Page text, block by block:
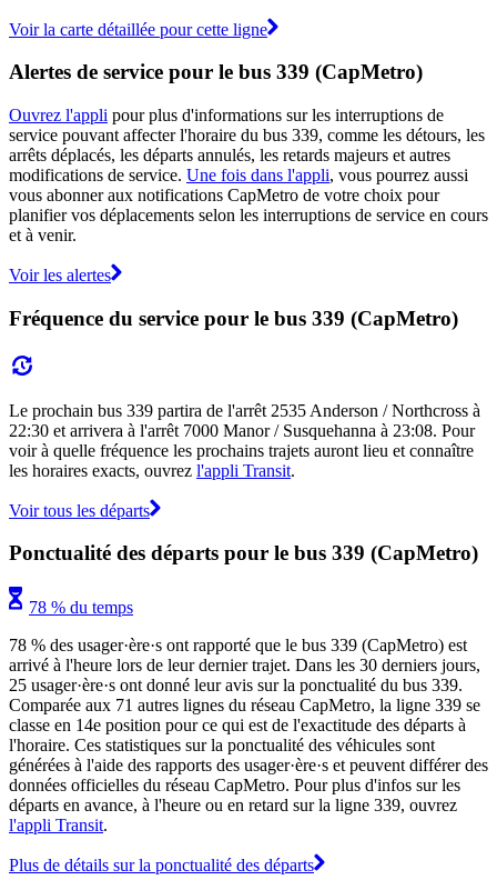
Voir la carte détaillée pour cette ligne
Alertes de service pour le bus 339 (CapMetro)
Ouvrez l'appli pour plus d'informations sur les interruptions de
service pouvant affecter l'horaire du bus 339, comme les détours, les
arrêts déplacés, les départs annulés, les retards majeurs et autres
modifications de service. Une fois dans l'appli, vous pourrez aussi
vous abonner aux notifications CapMetro de votre choix pour
planifier vos déplacements selon les interruptions de service en cours
et à venir.
Voir les alertes
Fréquence du service pour le bus 339 (CapMetro)
Le prochain bus 339 partira de l'arrêt 2535 Anderson / Northcross à
22:30 et arrivera à l'arrêt 7000 Manor / Susquehanna à 23:08. Pour
voir à quelle fréquence les prochains trajets auront lieu et connaître
les horaires exacts, ouvrez l'appli Transit.
Voir tous les départs
Ponctualité des départs pour le bus 339 (CapMetro)
78 % du temps
78 % des usager·ère·s ont rapporté que le bus 339 (CapMetro) est
arrivé à l'heure lors de leur dernier trajet. Dans les 30 derniers jours,
25 usager·ère·s ont donné leur avis sur la ponctualité du bus 339.
Comparée aux 71 autres lignes du réseau CapMetro, la ligne 339 se
classe en 14e position pour ce qui est de l'exactitude des départs à
l'horaire. Ces statistiques sur la ponctualité des véhicules sont
générées à l'aide des rapports des usager·ère·s et peuvent différer des
données officielles du réseau CapMetro. Pour plus d'infos sur les
départs en avance, à l'heure ou en retard sur la ligne 339, ouvrez
l'appli Transit.
Plus de détails sur la ponctualité des départs